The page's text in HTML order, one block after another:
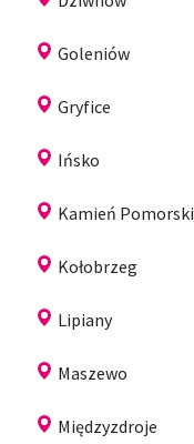
Goleniów
Gryfice
Ińsko
Kamień Pomorski
Kołobrzeg
Lipiany
Maszewo
Międzyzdroje